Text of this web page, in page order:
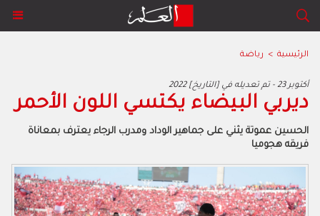
الرئيسية > رياضة
2022 أكتوبر 23 - تم تعديله في [التاريخ]
ديربي البيضاء يكتسي اللون الأحمر
الحسين عموتة يثني على جماهير الوداد ومدرب الرجاء يعترف بمعاناة
فريقه هجوميا